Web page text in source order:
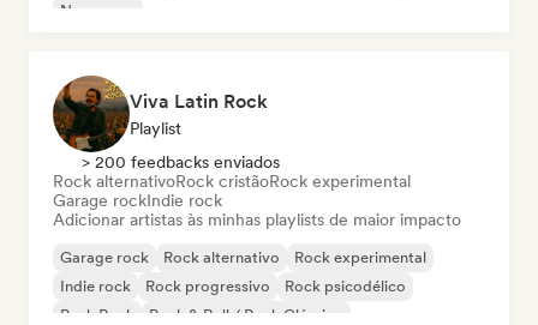
New wave
Viva Latin Rock
Playlist
> 200 feedbacks enviados
Rock alternativoRock cristãoRock experimental
Garage rockIndie rock
Adicionar artistas às minhas playlists de maior impacto
Garage rock Rock alternativo
Rock experimental
Indie rock
Rock progressivo
Rock psicodélico
Punk Rock
Rock & Roll / Rock Clássico